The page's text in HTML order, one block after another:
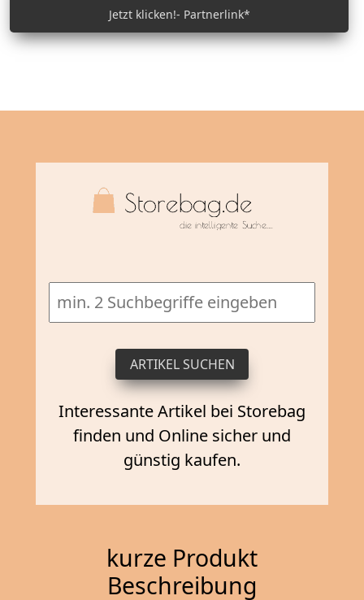
Jetzt klicken!- Partnerlink*
Interessante Artikel bei Storebag
finden und Online sicher und
günstig kaufen.
kurze Produkt
Beschreibung